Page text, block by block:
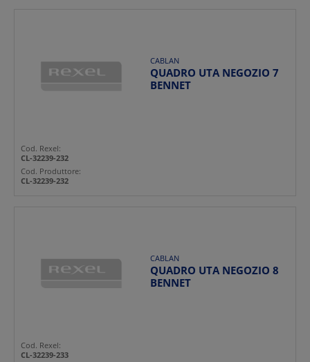
CABLAN
QUADRO UTA NEGOZIO 7
BENNET
Cod. Rexel:
CL-32239-232
Cod. Produttore:
CL-32239-232
CABLAN
QUADRO UTA NEGOZIO 8
BENNET
Cod. Rexel:
CL-32239-233